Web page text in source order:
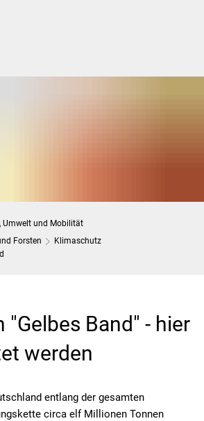
Umwelt und Mobilität
Forsten
Klimaschutz
"Gelbes Band" - hier
werden
entlang der gesamten
circa elf Millionen Tonnen